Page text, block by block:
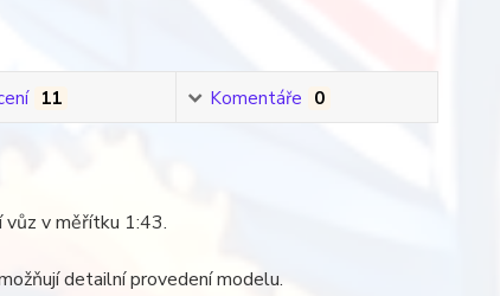
11 Komentáře 0
v měřítku 1:43.
detailní provedení modelu.